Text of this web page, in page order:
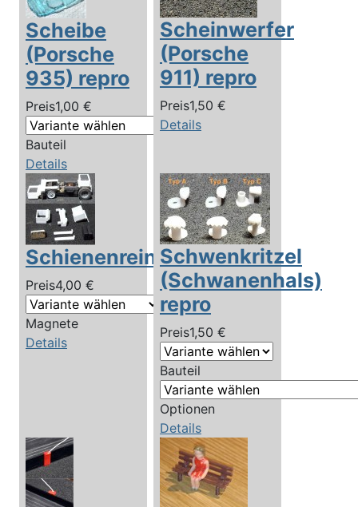
Scheibe
(Porsche
935) repro
Preis1,00 €
Bauteil
Details
Scheinwerfer
(Porsche
911) repro
Preis1,50 €
Details
Schienenreiniger
Preis4,00 €
Magnete
Details
Schwenkritzel
(Schwanenhals)
repro
Preis1,50 €
Bauteil
Optionen
Details